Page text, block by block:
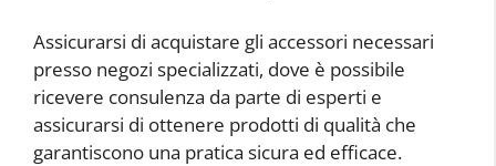
Assicurarsi di acquistare gli accessori necessari
presso negozi specializzati, dove è possibile
ricevere consulenza da parte di esperti e
assicurarsi di ottenere prodotti di qualità che
garantiscono una pratica sicura ed efficace.